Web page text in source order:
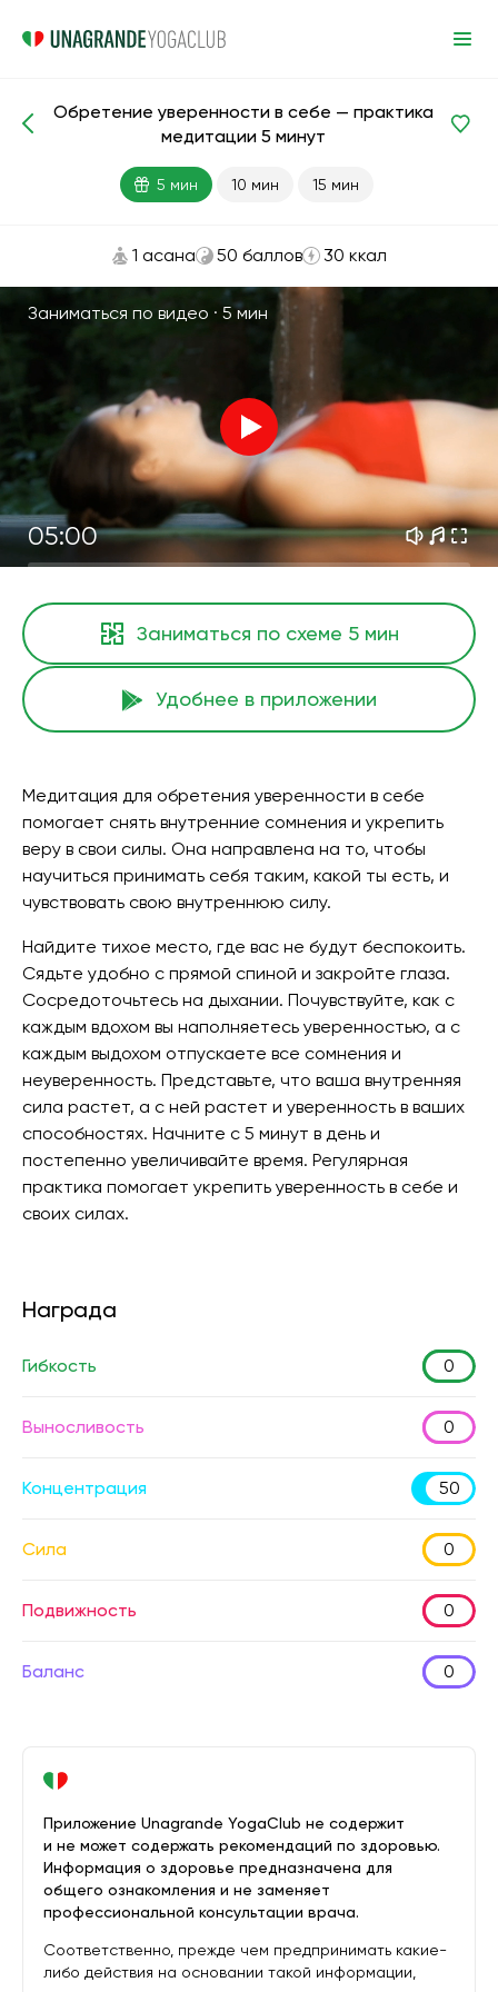
Медитации и дыхание Самооценка
Обретение уверенности в себе — практика
медитации 5 минут
5 мин 10 мин 15 мин
1 асана 50 баллов 30 ккал
Заниматься по видео · 5 мин
05:00
Заниматься по схеме 5 мин
Удобнее в приложении
Медитация для обретения уверенности в себе
помогает снять внутренние сомнения и укрепить
веру в свои силы. Она направлена на то, чтобы
научиться принимать себя таким, какой ты есть, и
чувствовать свою внутреннюю силу.
Найдите тихое место, где вас не будут беспокоить.
Сядьте удобно с прямой спиной и закройте глаза.
Сосредоточьтесь на дыхании. Почувствуйте, как с
каждым вдохом вы наполняетесь уверенностью, а с
каждым выдохом отпускаете все сомнения и
неуверенность. Представьте, что ваша внутренняя
сила растет, а с ней растет и уверенность в ваших
способностях. Начните с 5 минут в день и
постепенно увеличивайте время. Регулярная
практика помогает укрепить уверенность в себе и
своих силах.
Награда
Гибкость 0
Выносливость 0
Концентрация 50
Сила 0
Подвижность 0
Баланс 0
Приложение Unagrande YogaClub не содержит
и не может содержать рекомендаций по здоровью.
Информация о здоровье предназначена для
общего ознакомления и не заменяет
профессиональной консультации врача.
Соответственно, прежде чем предпринимать какие-
либо действия на основании такой информации,